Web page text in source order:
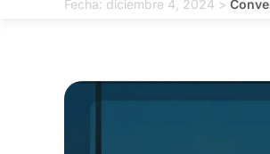
Fecha: diciembre 4, 2024 >